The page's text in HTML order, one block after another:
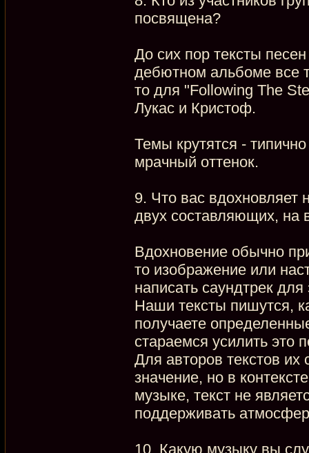
посвящена?
До сих пор тексты
дебютном альбоме все
то для "Following The
Лукас и Кристоф.
Темы крутятся -
мрачный оттенок.
9. Что вас вдохновляет
двух составляющих, на
Вдохновение обычно
то изображение или
написать саундтрек
Наши тексты пишутся,
получаете
стараемся усилить это
Для авторов текстов
значение, но в
музыке, текст не
поддерживать
10. Какую музыку вы